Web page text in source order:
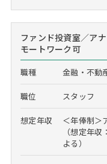
ファンド投資室／ア
モートワーク可
職種 金融・不動
職位 スタッフ
想定年収
＜年俸制
（想定年
よる）